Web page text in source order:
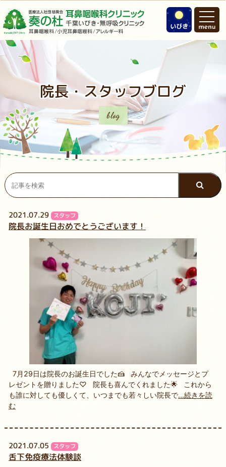
院長・スタッフブログ
blog
2021.07.29 スタッフ
院長お誕生日おめでとうございます！
7月29日は院長のお誕生日でした🍰 みんなでメッセージとプ
レゼントを贈りました♡ 院長も喜んでくれました🌟 これから
も誰に対しても優しくて、いつまでも若々しい院長で...続きを読
む
2021.07.05 スタッフ
舌下免疫療法体験談